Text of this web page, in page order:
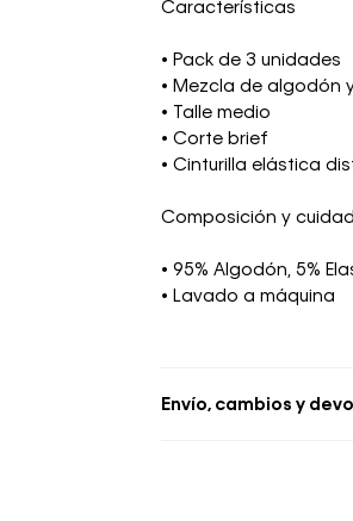
Características
• Pack de 3 unidades
• Mezcla de algodón
• Talle medio
• Corte brief
• Cinturilla elástica
Composición y
• 95% Algodón, 5%
• Lavado a máquina
Envío, cambios y